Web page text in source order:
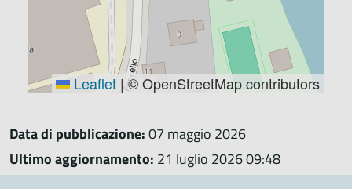
Leaflet |© OpenStreetMap contributors
Data di pubblicazione:07 maggio 2026
Ultimo aggiornamento: 21 luglio 2026 09:48